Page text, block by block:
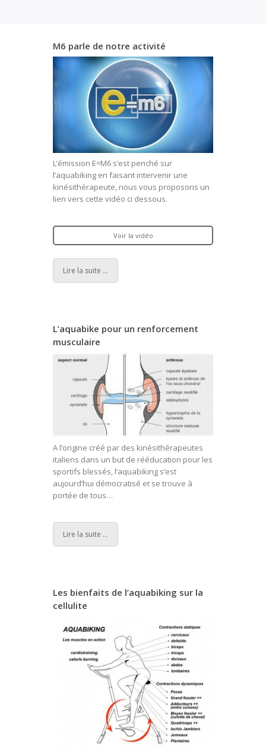
M6 parle de notre activité
L’émission E=M6 s’est penché sur
l’aquabiking en faisant intervenir une
kinésithérapeute, nous vous proposons un
lien vers cette vidéo ci dessous.
Voir la vidéo
Lire la suite ...
L’aquabike pour un renforcement
musculaire
A l’origine créé par des kinésithérapeutes
italiens dans un but de rééducation pour les
sportifs blessés, l’aquabiking s’est
aujourd’hui démocratisé et se trouve à
portée de tous…
Lire la suite ...
Les bienfaits de l’aquabiking sur la
cellulite